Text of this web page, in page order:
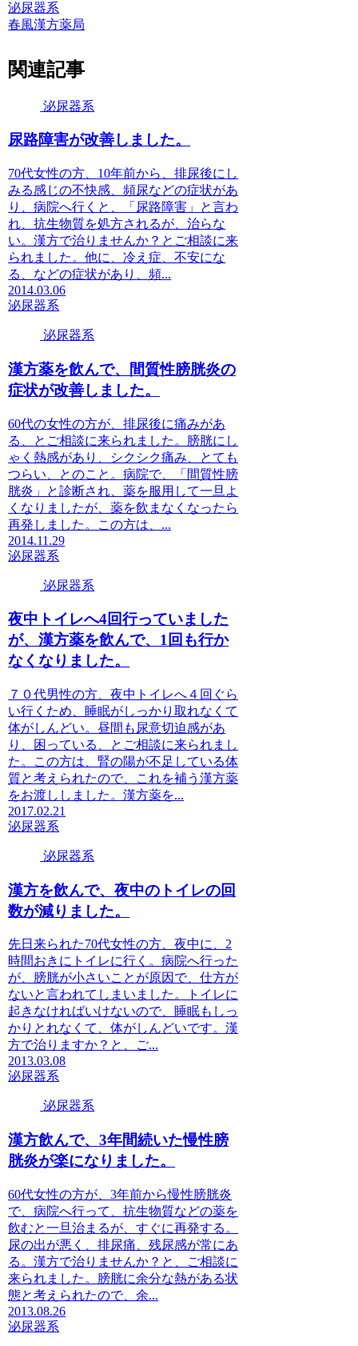
泌尿器系
春風漢方薬局
関連記事
泌尿器系
尿路障害が改善しました。
70代女性の方、10年前から、排尿後にし
みる感じの不快感、頻尿などの症状があ
り、病院へ行くと、「尿路障害」と言わ
れ、抗生物質を処方されるが、治らな
い。漢方で治りませんか？とご相談に来
られました。他に、冷え症、不安にな
る、などの症状があり、頻...
2014.03.06
泌尿器系
泌尿器系
漢方薬を飲んで、間質性膀胱炎の
症状が改善しました。
60代の女性の方が、排尿後に痛みがあ
る、とご相談に来られました。膀胱にし
ゃく熱感があり、シクシク痛み、とても
つらい、とのこと。病院で、「間質性膀
胱炎」と診断され、薬を服用して一旦よ
くなりましたが、薬を飲まなくなったら
再発しました。この方は、...
2014.11.29
泌尿器系
泌尿器系
夜中トイレへ4回行っていました
が、漢方薬を飲んで、1回も行か
なくなりました。
７０代男性の方、夜中トイレへ４回ぐら
い行くため、睡眠がしっかり取れなくて
体がしんどい。昼間も尿意切迫感があ
り、困っている、とご相談に来られまし
た。この方は、腎の陽が不足している体
質と考えられたので、これを補う漢方薬
をお渡ししました。漢方薬を...
2017.02.21
泌尿器系
泌尿器系
漢方を飲んで、夜中のトイレの回
数が減りました。
先日来られた70代女性の方、夜中に、2
時間おきにトイレに行く。病院へ行った
が、膀胱が小さいことが原因で、仕方が
ないと言われてしまいました。トイレに
起きなければいけないので、睡眠もしっ
かりとれなくて、体がしんどいです。漢
方で治りますか？と、ご...
2013.03.08
泌尿器系
泌尿器系
漢方飲んで、3年間続いた慢性膀
胱炎が楽になりました。
60代女性の方が、3年前から慢性膀胱炎
で、病院へ行って、抗生物質などの薬を
飲むと一旦治まるが、すぐに再発する。
尿の出が悪く、排尿痛、残尿感が常にあ
る。漢方で治りませんか？と、ご相談に
来られました。膀胱に余分な熱がある状
態と考えられたので、余...
2013.08.26
泌尿器系